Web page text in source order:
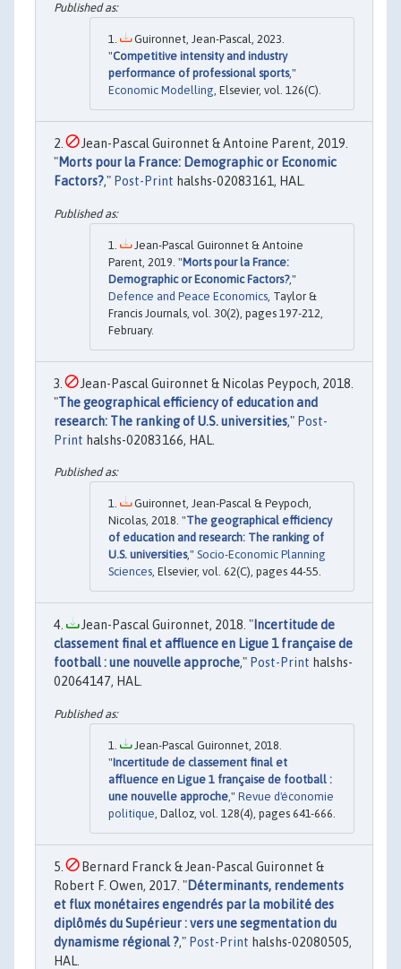
Guironnet, Jean-Pascal, 2023.
"Competitive intensity and industry
performance of professional sports,"
Economic Modelling, Elsevier, vol. 126(C).
Jean-Pascal Guironnet & Antoine Parent, 2019.
"Morts pour la France: Demographic or Economic
Factors?," Post-Print halshs-02083161, HAL.
Jean-Pascal Guironnet & Antoine
Parent, 2019. "Morts pour la France:
Demographic or Economic Factors?,"
Defence and Peace Economics , Taylor &
Francis Journals, vol. 30(2), pages 197-212,
February.
Jean-Pascal Guironnet & Nicolas Peypoch, 2018.
"The geographical efficiency of education and
research: The ranking of U.S. universities," Post-
Print halshs-02083166, HAL.
Guironnet, Jean-Pascal & Peypoch,
Nicolas, 2018. "The geographical efficiency
of education and research: The ranking of
U.S. universities," Socio-Economic Planning
Sciences, Elsevier, vol. 62(C), pages 44-55.
Jean-Pascal Guironnet, 2018. " Incertitude de
classement final et affluence en Ligue 1 française de
football : une nouvelle approche," Post-Print halshs-
02064147, HAL.
Jean-Pascal Guironnet, 2018.
"Incertitude de classement final et
affluence en Ligue 1 française de football :
une nouvelle approche ," Revue d'économie
politique , Dalloz, vol. 128(4), pages 641-666.
Bernard Franck & Jean-Pascal Guironnet &
Robert F. Owen, 2017. "Déterminants, rendements
et flux monétaires engendrés par la mobilité des
diplômés du Supérieur : vers une segmentation du
dynamisme régional ?," Post-Print halshs-02080505,
HAL.